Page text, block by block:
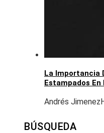
La Importancia
Estampados
Andrés Jimenez
BÚSQUEDA